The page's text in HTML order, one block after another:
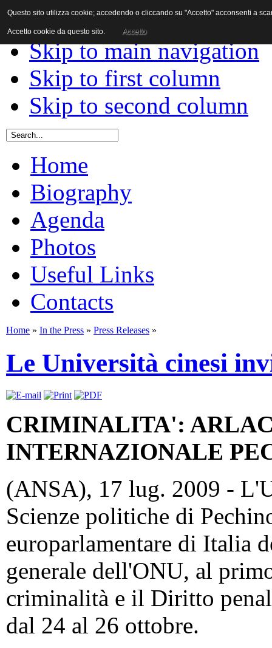
Skip to content
Skip to main navigation
Skip to first column
Skip to second column
Home
Biography
Agenda
Photos
Useful Links
Contacts
Home » In the Press » Press Releases »
Le Università cinesi
CRIMINALITA':
INTERNAZIONALE
(ANSA), 17 lug. 2009 -
Scienze politiche di
europarlamentare di Italia
generale dell'ONU, al
criminalità e il Diritto
dal 24 al 26 ottobre.
Questo sito utilizza cookie; accedendo o cliccando su "Accetto" acconsenti a
Accetto cookie da questo sito. Accetto